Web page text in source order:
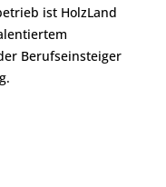
ist HolzLand
Berufseinsteiger